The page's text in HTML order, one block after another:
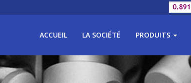
ACCUEIL LA SOCIÉTÉ PRODUITS